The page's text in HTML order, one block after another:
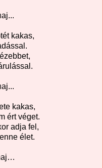
kakas,
kakas,
ért véget.
adja fel,
élet.